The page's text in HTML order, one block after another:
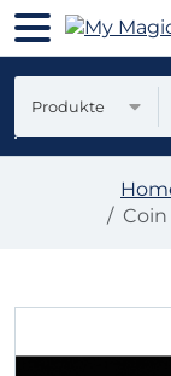
Produkte
Coin